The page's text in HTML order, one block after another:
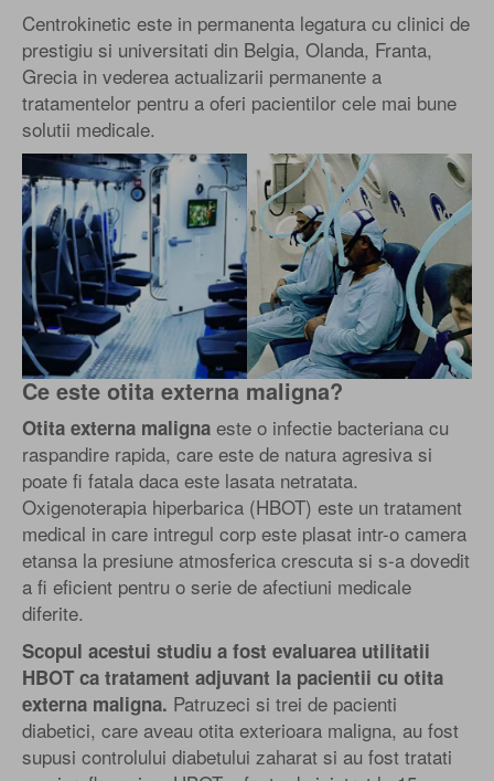
Centrokinetic este in permanenta legatura cu clinici de
prestigiu si universitati din Belgia, Olanda, Franta,
Grecia in vederea actualizarii permanente a
tratamentelor pentru a oferi pacientilor cele mai bune
solutii medicale.
Ce este otita externa maligna?
Otita externa maligna este o infectie bacteriana cu
raspandire rapida, care este de natura agresiva si
poate fi fatala daca este lasata netratata.
Oxigenoterapia hiperbarica (HBOT) este un tratament
medical in care intregul corp este plasat intr-o camera
etansa la presiune atmosferica crescuta si s-a dovedit
a fi eficient pentru o serie de afectiuni medicale
diferite.
Scopul acestui studiu a fost evaluarea utilitatii
HBOT ca tratament adjuvant la pacientii cu otita
externa maligna. Patruzeci si trei de pacienti
diabetici, care aveau otita exterioara maligna, au fost
supusi controlului diabetului zaharat si au fost tratati